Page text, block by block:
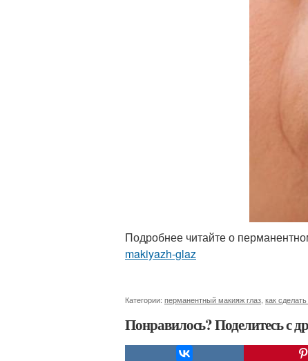
Подробнее читайте о
makiyazh-glaz
Категории: перманентный макияж глаз как
Понравилось? Поделитесь с